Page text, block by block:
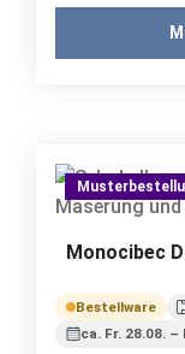
Monocibec
Bestellware
ca. Fr. 28.08. –